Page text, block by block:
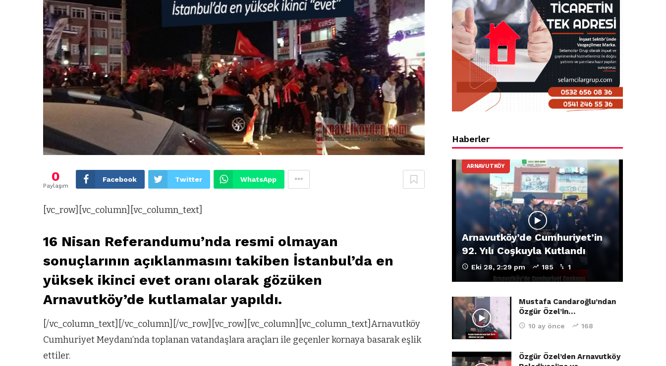
0
Paylaşım
Facebook Twitter WhatsApp
[vc_row][vc_column][vc_column_text]
16 Nisan Referandumu’nda resmi olmayan
sonuçlarının açıklanmasını takiben İstanbul’da en
yüksek ikinci evet oranı olarak gözüken
Arnavutköy’de kutlamalar yapıldı.
[/vc_column_text][/vc_column][/vc_row][vc_row][vc_column][vc_column_text]Arnavutköy
Cumhuriyet Meydanı’nda toplanan vatandaşlara araçları ile geçenler kornaya basarak eşlik
ettiler.
Haberler
ARNAVUTKÖY
Arnavutköy’de Cumhuriyet’in
92. Yılı Coşkuyla Kutlandı
Eki 28, 2:29 pm 185 1
Mustafa Candaroğlu’ndan
Özgür Özel’in…
10 ay önce 168
Özgür Özel’den Arnavutköy